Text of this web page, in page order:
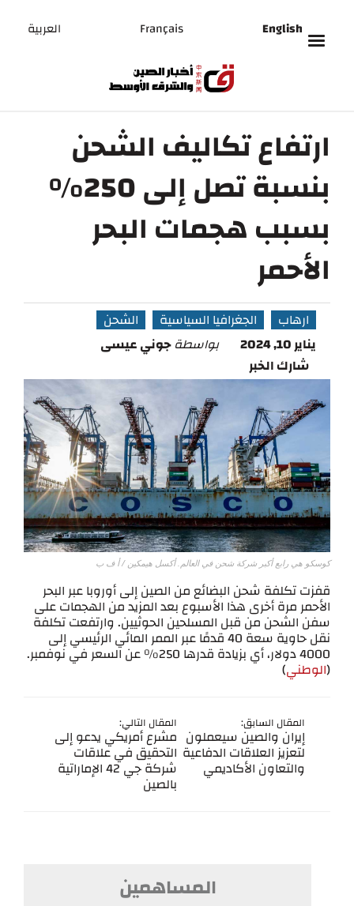
English
Français العربية
ارتفاع تكاليف الشحن
بنسبة تصل إلى 250%
بسبب هجمات البحر
الأحمر
ارهاب الجغرافيا السياسية
الشحن
يناير 10, 2024
بواسطةجوني عيسى
شارك الخبر
كوسكو هي رابع أكبر شركة شحن في العالم. أكسل هيمكين / أ ف ب
قفزت تكلفة شحن البضائع من الصين إلى أوروبا عبر البحر
الأحمر مرة أخرى هذا الأسبوع بعد المزيد من الهجمات على
سفن الشحن من قبل المسلحين الحوثيين. وارتفعت تكلفة
نقل حاوية سعة 40 قدمًا عبر الممر المائي الرئيسي إلى
4000 دولار، أي بزيادة قدرها 250% عن السعر في نوفمبر.
(الوطني)
المقال السابق:
إيران والصين سيعملون
لتعزيز العلاقات الدفاعية
والتعاون الأكاديمي
المقال التالي:
مشرع أمريكي يدعو إلى
التحقيق في علاقات
شركة جي 42 الإماراتية
بالصين
المساهمين